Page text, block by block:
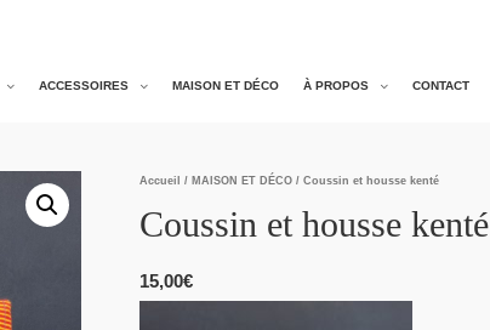
ACCESSOIRES MAISON ET DÉCO À PROPOS CONTACT
Accueil / MAISON ET DÉCO / Coussin et housse kenté
Coussin et housse kenté
15,00€